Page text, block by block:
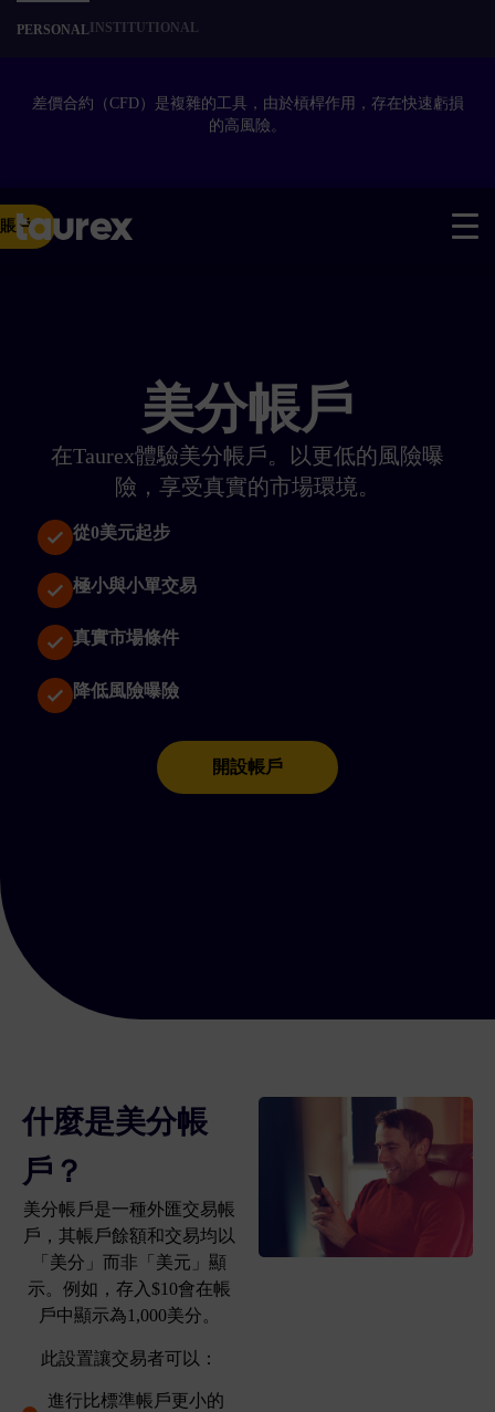
PERSONAL INSTITUTIONAL
差價合約（CFD）是複雜的工具，由於槓桿作用，存在快速虧損
的高風險。
戶
美分帳戶
在Taurex體驗美分帳戶。以更低的風險曝
險，享受真實的市場環境。
從0美元起步
極小與小單交易
真實市場條件
降低風險曝險
開設帳戶
什麼是美分帳
戶？
美分帳戶是一種外匯交易帳
戶，其帳戶餘額和交易均以
「美分」而非「美元」顯
示。例如，存入$10會在帳
戶中顯示為1,000美分。
此設置讓交易者可以：
進行比標準帳戶更小的